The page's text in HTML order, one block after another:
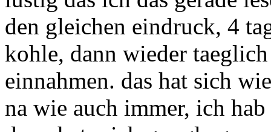
den gleichen eindruck, 4
kohle, dann wieder
einnahmen. das hat sich
na wie auch immer, ich